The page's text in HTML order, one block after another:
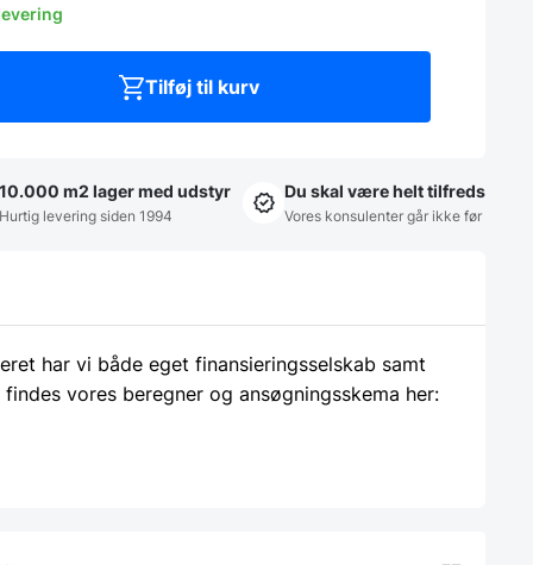
Tilføj til kurv
10.000 m2 lager med udstyr
Hurtig levering siden 1994
Du skal være helt tilfreds
Vores konsulenter går ikke før
har vi både eget finansieringsselskab samt
vores beregner og ansøgningsskema her: